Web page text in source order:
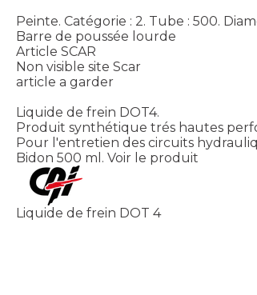
Peinte. Catégorie : 2. Tube : 500.
Barre de poussée lourde
Article SCAR
Non visible site Scar
article a garder
Liquide de frein DOT4.
Produit synthétique trés hautes
Pour l'entretien des circuits
Bidon 500 ml. Voir le produit
Liquide de frein DOT 4